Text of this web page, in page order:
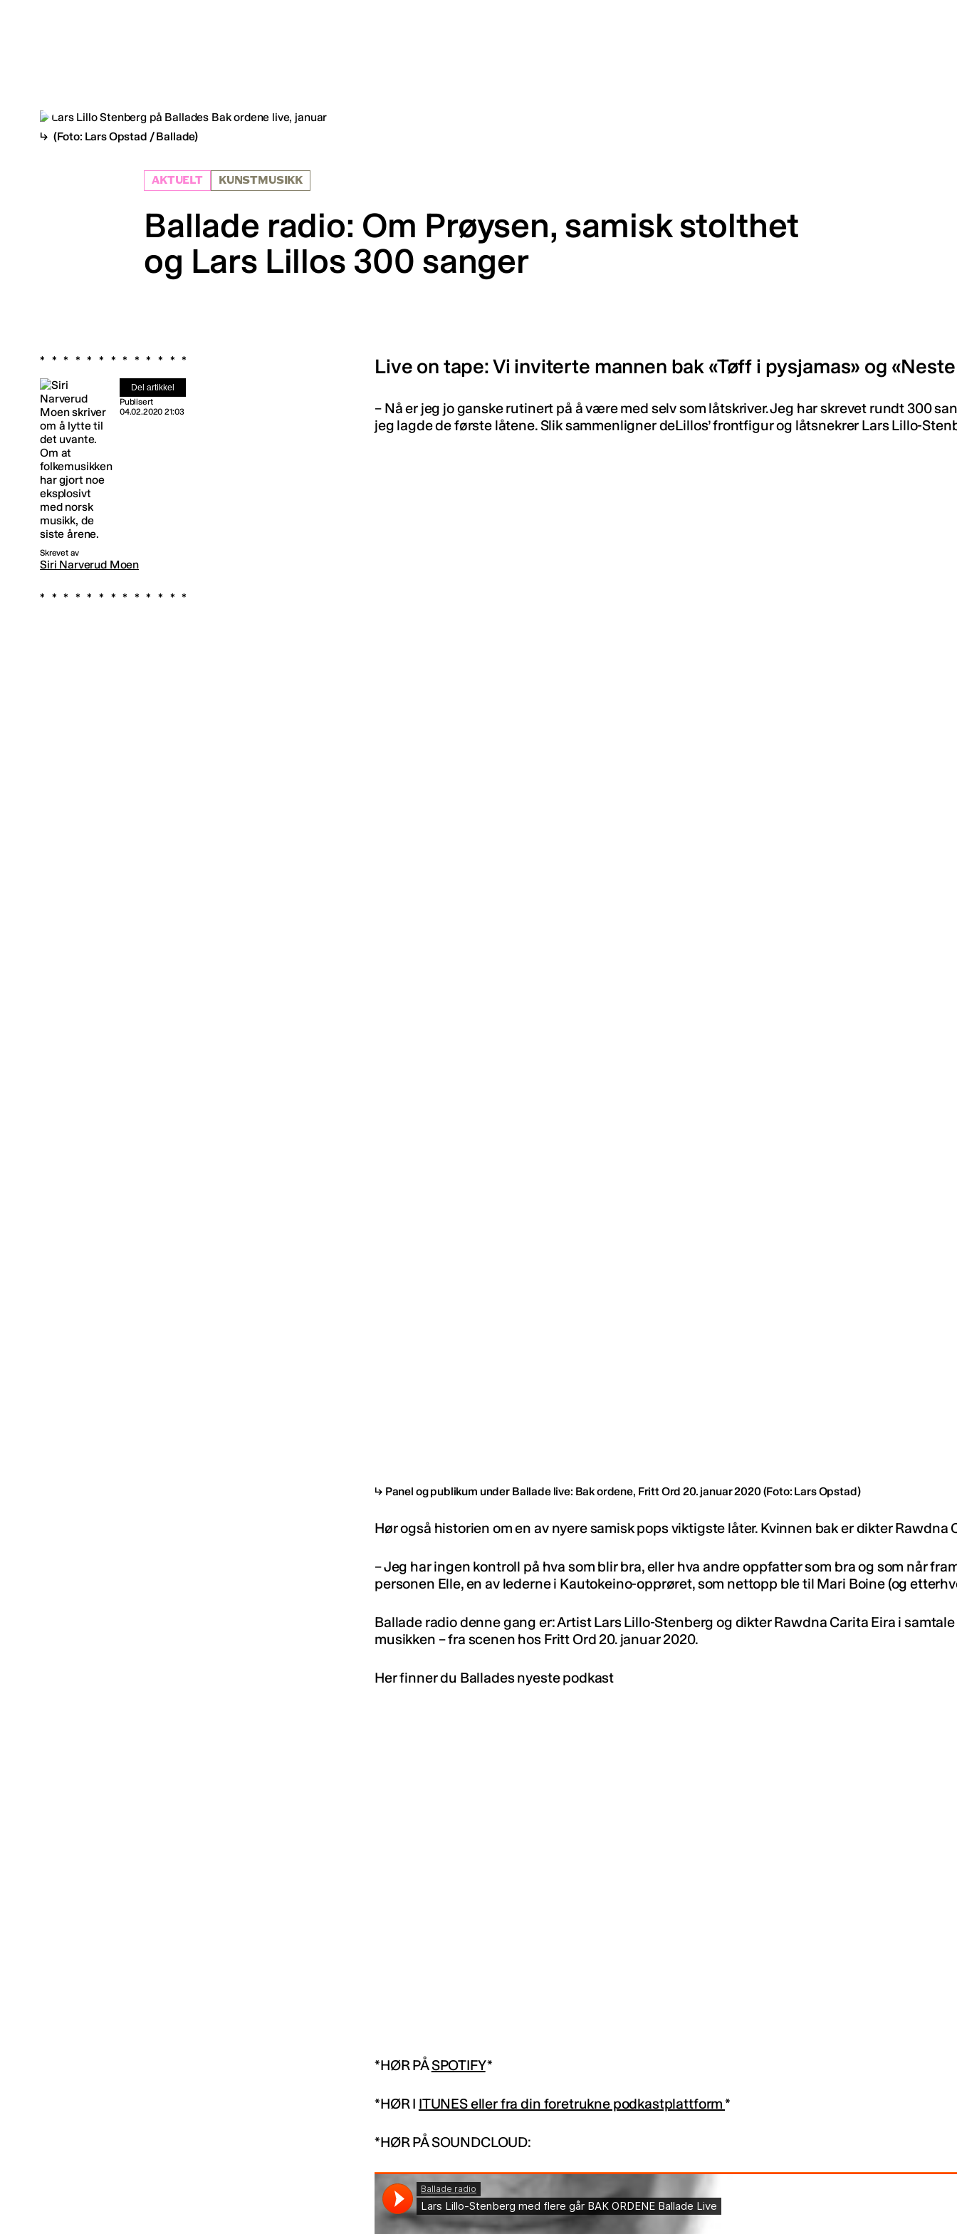
(Foto: Lars Opstad / Ballade)
AKTUELT KUNSTMUSIKK
Ballade radio: Om Prøysen, samisk stolthet
og Lars Lillos 300 sanger
Del artikkel
Publisert
04.02.2020 21:03
Skrevet av
Siri Narverud Moen
Live on tape: Vi inviterte mannen bak «Tøff i pysjamas» og
– Nå er jeg jo ganske rutinert på å være med selv som låtskriver. Jeg har skrevet rundt 300
jeg lagde de første låtene. Slik sammenligner deLillos’ frontfigur og låtsnekrer Lars Lillo-
Panel og publikum under Ballade live: Bak ordene, Fritt Ord 20. januar 2020(Foto: Lars Opstad)
Hør også historien om en av nyere samisk pops viktigste låter. Kvinnen bak er dikter Rawdna
– Jeg har ingen kontroll på hva som blir bra, eller hva andre oppfatter som bra og som når
personen Elle, en av lederne i Kautokeino-opprøret, som nettopp ble til Mari Boine (og
Ballade radio denne gang er: Artist Lars Lillo-Stenberg og dikter Rawdna Carita Eira i
musikken – fra scenen hos Fritt Ord 20. januar 2020.
Her finner du Ballades nyeste podkast
*HØR PÅSPOTIFY*
*HØR I ITUNES eller fra din foretrukne podkastplattform*
*HØR PÅ SOUNDCLOUD: